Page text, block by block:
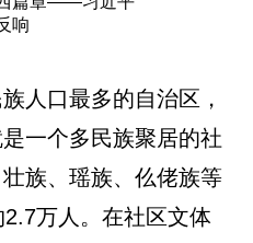
人口最多的自治区，
一个多民族聚居的社
族、瑶族、仫佬族等
万人。在社区文体